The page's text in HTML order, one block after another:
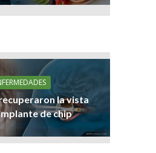
la vista
de chip